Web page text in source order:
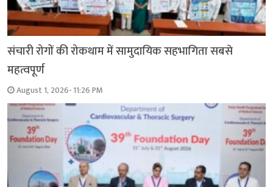
संचारी रोगों की रोकथाम में सामुदायिक सहभागिता सबसे
महत्वपूर्ण
August 1, 2026- 11:26 PM